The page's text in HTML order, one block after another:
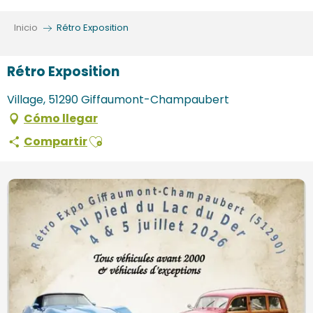
Inicio Rétro Exposition
Rétro Exposition
Village, 51290 Giffaumont-Champaubert
Cómo llegar
CompartirAjouter aux favoris